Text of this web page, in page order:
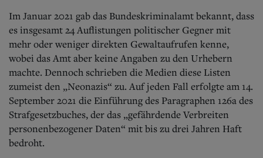
Im Januar 2021 gab das Bundeskriminalamt bekannt, dass
es insgesamt 24 Auflistungen politischer Gegner mit
mehr oder weniger direkten Gewaltaufrufen kenne,
wobei das Amt aber keine Angaben zu den Urhebern
machte. Dennoch schrieben die Medien diese Listen
zumeist den „Neonazis“ zu. Auf jeden Fall erfolgte am 14.
September 2021 die Einführung des Paragraphen 126a des
Strafgesetzbuches, der das „gefährdende Verbreiten
personenbezogener Daten“ mit bis zu drei Jahren Haft
bedroht.